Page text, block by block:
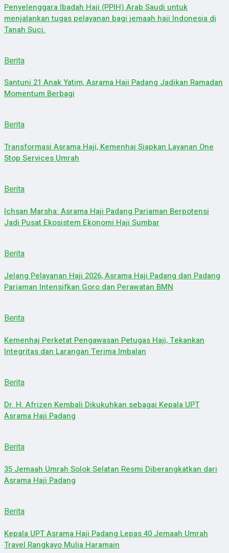
Penyelenggara Ibadah Haji (PPIH) Arab Saudi untuk
menjalankan tugas pelayanan bagi jemaah haji Indonesia di
Tanah Suci.
Berita
Santuni 21 Anak Yatim, Asrama Haji Padang Jadikan Ramadan
Momentum Berbagi
Berita
Transformasi Asrama Haji, Kemenhaj Siapkan Layanan One
Stop Services Umrah
Berita
Ichsan Marsha: Asrama Haji Padang Pariaman Berpotensi
Jadi Pusat Ekosistem Ekonomi Haji Sumbar
Berita
Jelang Pelayanan Haji 2026, Asrama Haji Padang dan Padang
Pariaman Intensifkan Goro dan Perawatan BMN
Berita
Kemenhaj Perketat Pengawasan Petugas Haji, Tekankan
Integritas dan Larangan Terima Imbalan
Berita
Dr. H. Afrizen Kembali Dikukuhkan sebagai Kepala UPT
Asrama Haji Padang
Berita
35 Jemaah Umrah Solok Selatan Resmi Diberangkatkan dari
Asrama Haji Padang
Berita
Kepala UPT Asrama Haji Padang Lepas 40 Jemaah Umrah
Travel Rangkayo Mulia Haramain